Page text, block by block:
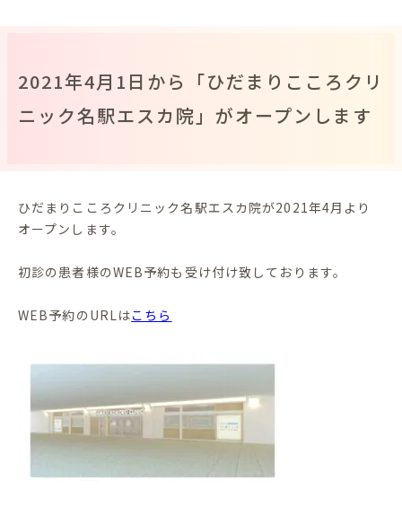
2021年4月1日から「ひだまりこころクリ
ニック名駅エスカ院」がオープンします
ひだまりこころクリニック名駅エスカ院が2021年4月より
オープンします。
初診の患者様のWEB予約も受け付け致しております。
WEB予約のURLはこちら